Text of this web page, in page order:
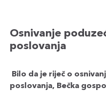
Osnivanje
poslovanja
Bilo da je riječ o
poslovanja, Bečka